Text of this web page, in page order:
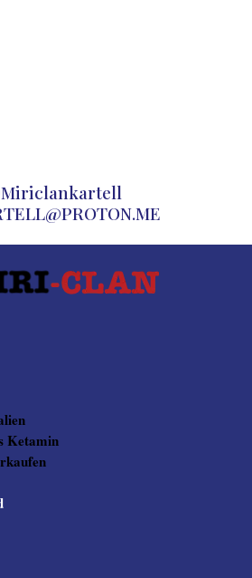
Ketamin